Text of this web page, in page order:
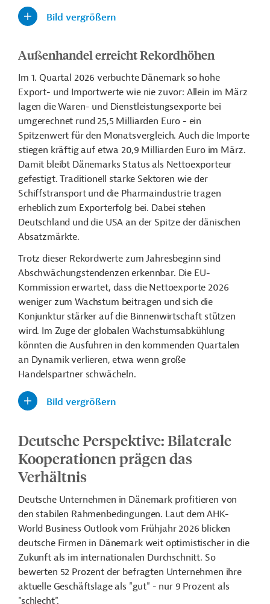
Bild vergrößern
Außenhandel erreicht Rekordhöhen
Im 1. Quartal 2026 verbuchte Dänemark so hohe
Export- und Importwerte wie nie zuvor: Allein im März
lagen die Waren- und Dienstleistungsexporte bei
umgerechnet rund 25,5 Milliarden Euro - ein
Spitzenwert für den Monatsvergleich. Auch die Importe
stiegen kräftig auf etwa 20,9 Milliarden Euro im März.
Damit bleibt Dänemarks Status als Nettoexporteur
gefestigt. Traditionell starke Sektoren wie der
Schiffstransport und die Pharmaindustrie tragen
erheblich zum Exporterfolg bei. Dabei stehen
Deutschland und die USA an der Spitze der dänischen
Absatzmärkte.
Trotz dieser Rekordwerte zum Jahresbeginn sind
Abschwächungstendenzen erkennbar. Die EU-
Kommission erwartet, dass die Nettoexporte 2026
weniger zum Wachstum beitragen und sich die
Konjunktur stärker auf die Binnenwirtschaft stützen
wird. Im Zuge der globalen Wachstumsabkühlung
könnten die Ausfuhren in den kommenden Quartalen
an Dynamik verlieren, etwa wenn große
Handelspartner schwächeln.
Bild vergrößern
Deutsche Perspektive: Bilaterale
Kooperationen prägen das
Verhältnis
Deutsche Unternehmen in Dänemark profitieren von
den stabilen Rahmenbedingungen. Laut dem AHK-
World Business Outlook vom Frühjahr 2026 blicken
deutsche Firmen in Dänemark weit optimistischer in die
Zukunft als im internationalen Durchschnitt. So
bewerten 52 Prozent der befragten Unternehmen ihre
aktuelle Geschäftslage als "gut" - nur 9 Prozent als
"schlecht".